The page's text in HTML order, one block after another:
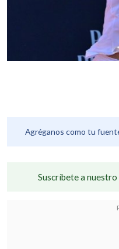
Agréganos como tu
Suscríbete a nuestro